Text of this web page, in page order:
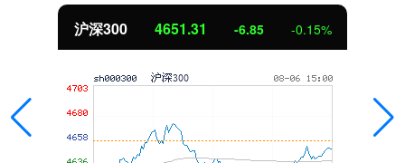
沪深300 4651.31 -6.85 -0.15%